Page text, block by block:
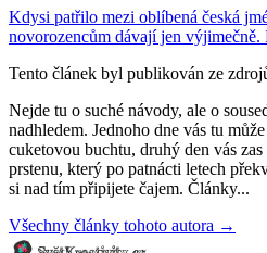
Kdysi patřilo mezi oblíbená česká
novorozencům dávají jen výjimečně.
Tento článek byl publikován ze
Nejde tu o suché návody, ale o
nadhledem. Jednoho dne vás tu
cuketovou buchtu, druhý den vás
prstenu, který po patnácti letech
si nad tím připijete čajem. Články...
Všechny články tohoto autora →